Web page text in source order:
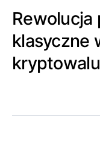
Rewolucja
klasyczne